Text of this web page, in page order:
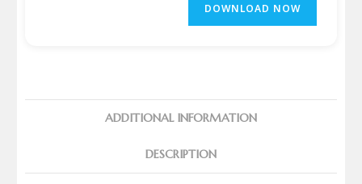
DOWNLOAD NOW
ADDITIONAL INFORMATION
DESCRIPTION